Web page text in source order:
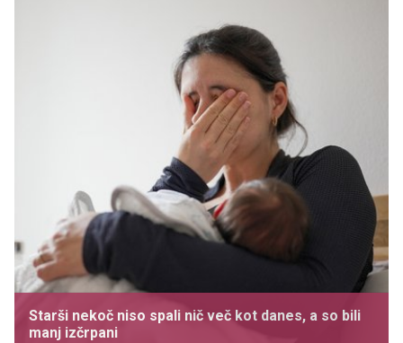
Starši nekoč niso spali nič več kot danes, a so bili
manj izčrpani